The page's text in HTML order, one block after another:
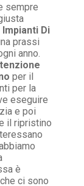
sempre
Di
prassi
anno.
per il
per la
eseguire
e poi
il ripristino
è
ci sono